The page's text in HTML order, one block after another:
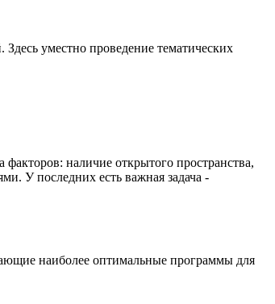
уместно проведение тематических
наличие открытого пространства,
У последних есть важная задача -
наиболее оптимальные программы для